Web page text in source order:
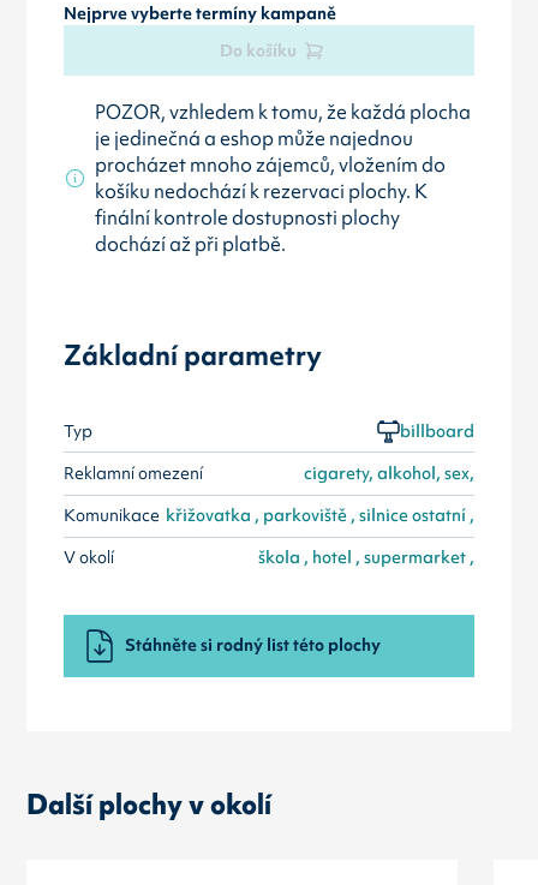
Nejprve vyberte termíny kampaně
Do košíku
POZOR, vzhledem k tomu, že každá plocha
je jedinečná a eshop může najednou
procházet mnoho zájemců, vložením do
košíku nedochází k rezervaci plochy. K
finální kontrole dostupnosti plochy
dochází až při platbě.
Základní parametry
Typ
billboard
Reklamní omezení
cigarety, alkohol, sex,
Komunikace křižovatka , parkoviště , silnice ostatní ,
V okolí
škola , hotel , supermarket ,
Stáhněte si rodný list této plochy
Další plochy v okolí